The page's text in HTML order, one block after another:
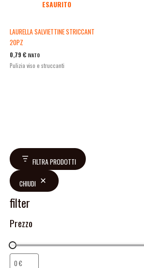
FILTRA PRODOTTI
CHIUDI
filter
Prezzo
ESAURITO
LAURELLA SALVIETTINE STRICCANT
20PZ
0,79 € IVATO
Pulizia viso e struccanti